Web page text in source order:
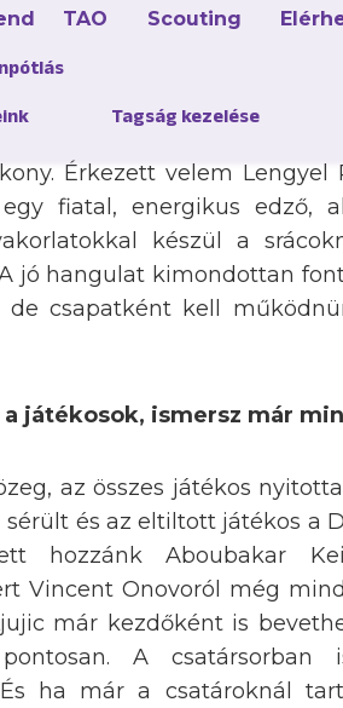
TAO Scouting
Tagság kezelése
edzések, mire figyeltek
Érkezett velem
egy fiatal, energikus
készül a
jó hangulat kimondottan
de csapatként kell
játékosok, ismersz már
az összes játékos
és az eltiltott játékos a
hozzánk Aboubakar
Vincent Onovoról még
már kezdőként is
A
ha már a csatároknál